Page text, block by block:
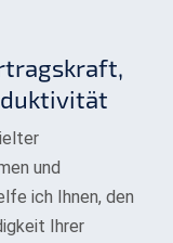
und
ich Ihnen, den
Ihrer